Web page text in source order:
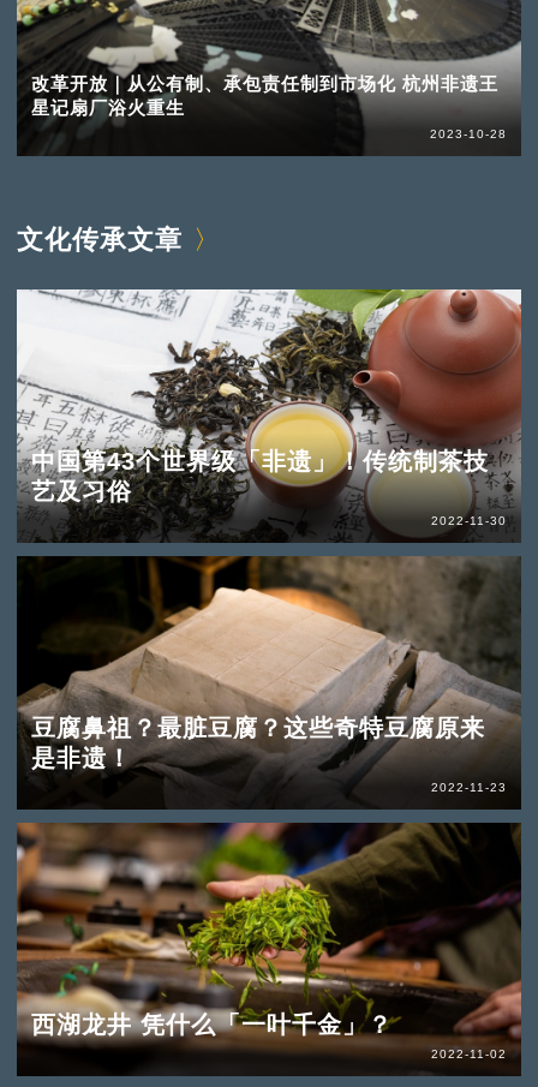
改革开放｜从公有制、承包责任制到市场化 杭州非遗王
星记扇厂浴火重生
2023-10-28
文化传承文章
中国第43个世界级「非遗」！传统制茶技
艺及习俗
2022-11-30
豆腐鼻祖？最脏豆腐？这些奇特豆腐原来
是非遗！
2022-11-23
西湖龙井 凭什么「一叶千金」？
2022-11-02